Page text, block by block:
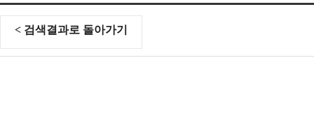
< 검색결과로 돌아가기